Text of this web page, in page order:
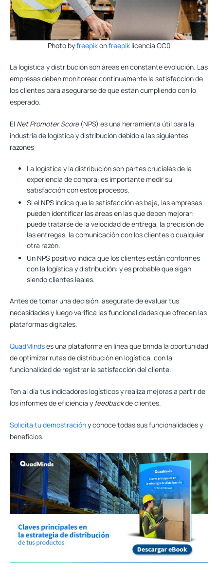
Photo byfreepikonfreepiklicencia CC0
La logística y distribución son áreas en constante evolución. Las
empresas deben monitorear continuamente la satisfacción de
los clientes para asegurarse de que están cumpliendo con lo
esperado.
El Net Promoter Score(NPS) es una herramienta útil para la
industria de logística y distribución debido a las siguientes
razones:
La logística y la distribución son partes cruciales de la
experiencia de compra: es importante medir su
satisfacción con estos procesos.
Si el NPS indica que la satisfacción es baja, las empresas
pueden identificar las áreas en las que deben mejorar:
puede tratarse de la velocidad de entrega, la precisión de
las entregas, la comunicación con los clientes o cualquier
otra razón.
Un NPS positivo indica que los clientes están conformes
con la logística y distribución: y es probable que sigan
siendo clientes leales.
Antes de tomar una decisión, asegúrate de evaluar tus
necesidades y luego verifica las funcionalidades que ofrecen las
plataformas digitales.
QuadMindses una plataforma en línea que brinda la oportunidad
de optimizar rutas de distribución en logística, con la
funcionalidad de registrar la satisfacción del cliente.
Ten al día tus indicadores logísticos y realiza mejoras a partir de
los informes de eficiencia y feedbackde clientes.
Solicita tu demostracióny conoce todas sus funcionalidades y
beneficios.